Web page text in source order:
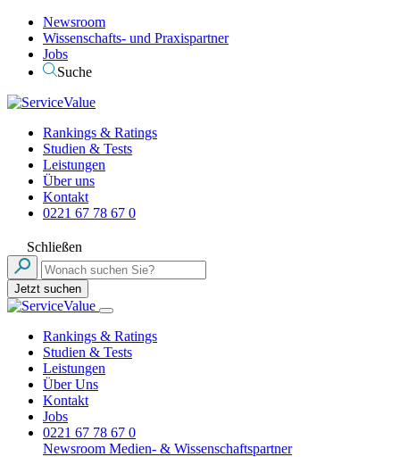
Newsroom
Wissenschafts- und Praxispartner
Jobs
Suche
Rankings & Ratings
Studien & Tests
Leistungen
Über uns
Kontakt
0221 67 78 67 0
Schließen
Jetzt suchen
Rankings & Ratings
Studien & Tests
Leistungen
Über Uns
Kontakt
Jobs
0221 67 78 67 0
Newsroom Medien- & Wissenschaftspartner